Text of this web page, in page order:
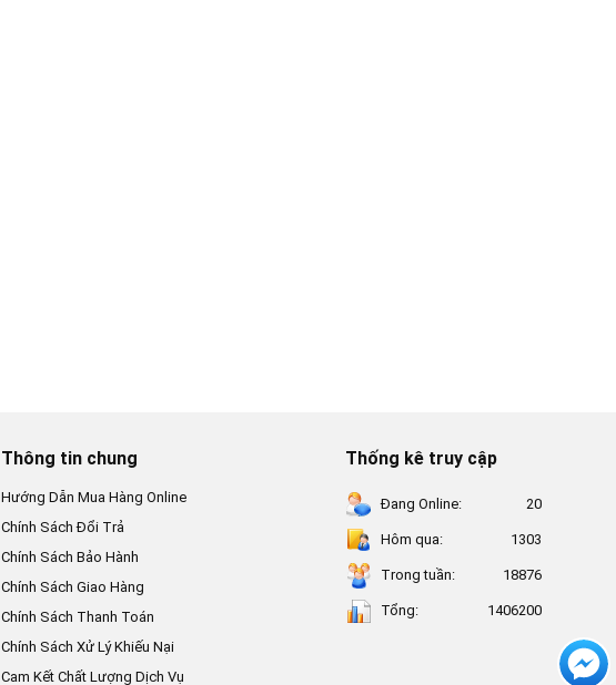
Thông tin chung
Hướng Dẫn Mua Hàng Online
Chính Sách Đổi Trả
Chính Sách Bảo Hành
Chính Sách Giao Hàng
Chính Sách Thanh Toán
Chính Sách Xử Lý Khiếu Nại
Cam Kết Chất Lượng Dịch Vụ
Thống kê truy cập
Đang Online: 20
Hôm qua: 1303
Trong tuần: 18876
Tổng: 1406200